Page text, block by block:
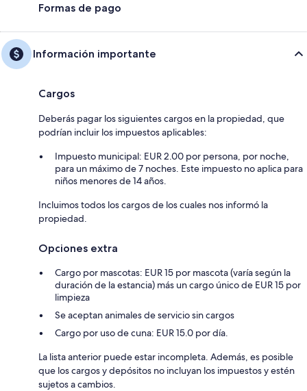
Formas de pago
Información importante
Cargos
Deberás pagar los siguientes cargos en la propiedad, que
podrían incluir los impuestos aplicables:
Impuesto municipal: EUR 2.00 por persona, por noche,
para un máximo de 7 noches. Este impuesto no aplica para
niños menores de 14 años.
Incluimos todos los cargos de los cuales nos informó la
propiedad.
Opciones extra
Cargo por mascotas: EUR 15 por mascota (varía según la
duración de la estancia) más un cargo único de EUR 15 por
limpieza
Se aceptan animales de servicio sin cargos
Cargo por uso de cuna: EUR 15.0 por día.
La lista anterior puede estar incompleta. Además, es posible
que los cargos y depósitos no incluyan los impuestos y estén
sujetos a cambios.